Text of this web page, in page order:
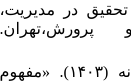
در مدیریت،
10. عنبری، محمد و فاطمه پروانه (۱۴۰۳). «مفهوم